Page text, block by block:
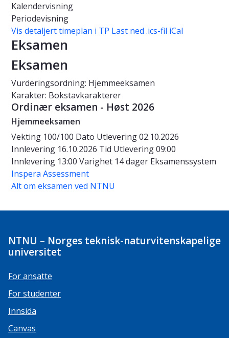
Kalendervisning
Periodevisning
Vis detaljert timeplan i TP Last ned .ics-fil iCal
Eksamen
Eksamen
Vurderingsordning: Hjemmeeksamen
Karakter: Bokstavkarakterer
Ordinær eksamen - Høst 2026
Hjemmeeksamen
Vekting 100/100 Dato Utlevering 02.10.2026
Innlevering 16.10.2026 Tid Utlevering 09:00
Innlevering 13:00 Varighet 14 dager Eksamenssystem
Inspera Assessment
Alt om eksamen ved NTNU
NTNU – Norges teknisk-naturvitenskapelige
universitet
For ansatte
For studenter
Innsida
Canvas